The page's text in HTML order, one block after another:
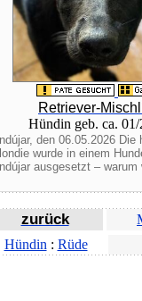
Retriever-
Hündin geb. ca.
den 06.05.2026 Die
wurde in einem
ausgesetzt – warum
zurück
Hündin : Rüde